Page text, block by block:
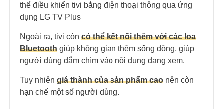
thể điều khiển tivi bằng điện thoại thông qua ứng
dụng LG TV Plus
Ngoài ra, tivi còn có thể kết nối thêm với các loa
Bluetooth giúp không gian thêm sống động, giúp
người dùng đắm chìm vào nội dung đang xem.
Tuy nhiên giá thành của sản phẩm cao nên còn
hạn chế một số người dùng.